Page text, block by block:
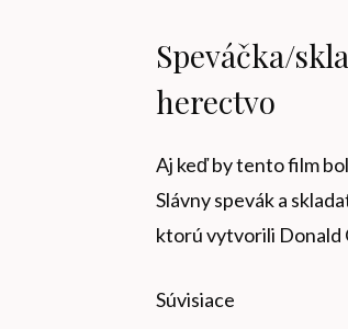
Speváčka/
herectvo
Aj keď by tento film
Slávny spevák a
ktorú vytvorili Donald
Súvisiace